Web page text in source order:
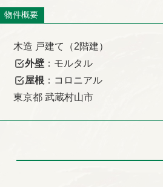
物件概要
木造 戸建て（2階建）
外壁 ：モルタル
屋根 ：コロニアル
東京都 武蔵村山市